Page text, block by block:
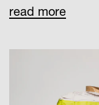
Kartoffeln
wichtigsten
strandet, dann
kaum ein
wie die
read more